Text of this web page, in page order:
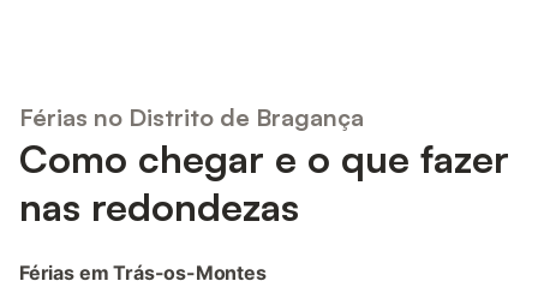
Férias no Distrito de Bragança
Como chegar e o que fazer
nas redondezas
Férias em Trás-os-Montes